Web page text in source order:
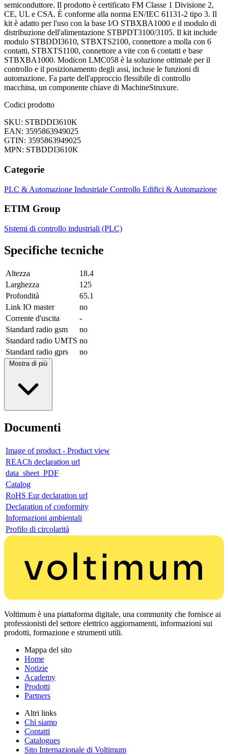
semiconduttore. Il prodotto è certificato FM Classe 1 Divisione 2,
CE, UL e CSA. È conforme alla norma EN/IEC 61131-2 tipo 3. Il
kit è adatto per l'uso con la base I/O STBXBA1000 e il modulo di
distribuzione dell'alimentazione STBPDT3100/3105. Il kit include
modulo STBDDI3610, STBXTS2100, connettore a molla con 6
contatti, STBXTS1100, connettore a vite con 6 contatti e base
STBXBA1000. Modicon LMC058 è la soluzione ottimale per il
controllo e il posizionamento degli assi, incluse le funzioni di
automazione. Fa parte dell'approccio flessibile di controllo
macchina, un componente chiave di MachineStruxure.
Codici prodotto
SKU: STBDDI3610K
EAN: 3595863949025
GTIN: 3595863949025
MPN: STBDDI3610K
Categorie
PLC & Automazione Industriale Controllo Edifici & Automazione
ETIM Group
Sistemi di controllo industriali (PLC)
Specifiche tecniche
Altezza
18.4
Larghezza
125
Profondità
65.1
Link IO master
no
Corrente d'uscita
-
Standard radio gsm
no
Standard radio UMTS no
Standard radio gprs
no
Mostra di più
Documenti
Image of product - Product view
REACh declaration url
data_sheet_PDF
Catalog
RoHS Eur declaration url
Declaration of conformity
Informazioni ambientali
Profilo di circolarità
Voltimum è una piattaforma digitale, una community che fornisce ai
professionisti del settore elettrico aggiornamenti, informazioni sui
prodotti, formazione e strumenti utili.
Mappa del sito
Home
Notizie
Academy
Prodotti
Partners
Altri links
Chi siamo
Contatti
Catalogues
Sito Internazionale di Voltimum